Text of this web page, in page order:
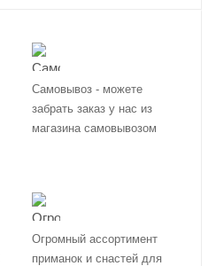
Самовывоз - можете
забрать заказ у нас из
магазина самовывозом
Огромный ассортимент
приманок и снастей для